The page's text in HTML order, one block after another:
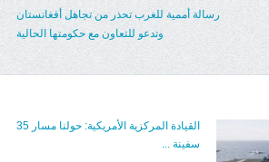
رسالة أممية للغرب تحذر من تجاهل أفغانستان
وتدعو للتعاون مع حكومتها الحالية
القيادة المركزية الأمريكية: حولنا مسار 35
سفينة ...